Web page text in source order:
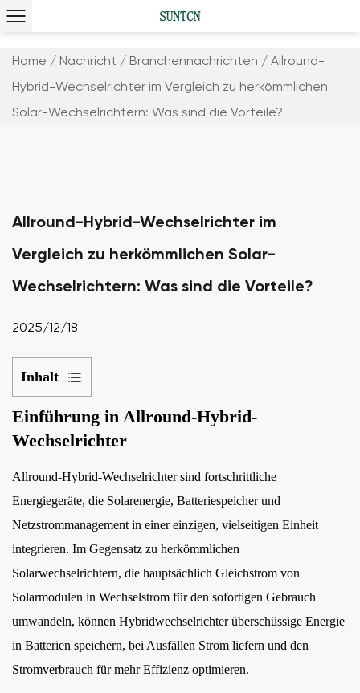
Home / Nachricht / Branchennachrichten / Allround-
Hybrid-Wechselrichter im Vergleich zu herkömmlichen
Solar-Wechselrichtern: Was sind die Vorteile?
Allround-Hybrid-Wechselrichter im
Vergleich zu herkömmlichen Solar-
Wechselrichtern: Was sind die Vorteile?
2025/12/18
Inhalt
1
Einführung
in
Hybrid-
Wechselrichter
2
Energieeffizienz
und
Optimierung
3
Energiespeicherfähigkeit
Einführung in Allround-Hybrid-
Wechselrichter
Allround-Hybrid-Wechselrichtersind fortschrittliche
Energiegeräte, die Solarenergie, Batteriespeicher und
Netzstrommanagement in einer einzigen, vielseitigen Einheit
integrieren. Im Gegensatz zu herkömmlichen
Solarwechselrichtern, die hauptsächlich Gleichstrom von
Solarmodulen in Wechselstrom für den sofortigen Gebrauch
umwandeln, können Hybridwechselrichter überschüssige Energie
in Batterien speichern, bei Ausfällen Strom liefern und den
Stromverbrauch für mehr Effizienz optimieren.